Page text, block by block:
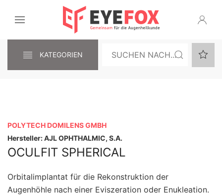
KATEGORIEN
POLYTECH DOMILENS GMBH
Hersteller: AJL OPHTHALMIC, S.A.
OCULFIT SPHERICAL
Orbitalimplantat für die Rekonstruktion der
Augenhöhle nach einer Eviszeration oder Enukleation.